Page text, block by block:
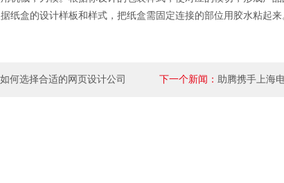
盒的设计样板和样式，把纸盒需固定连接的部位用胶水粘起来
如何选择合适的网页设计公司 下一个新闻： 助腾携手上海